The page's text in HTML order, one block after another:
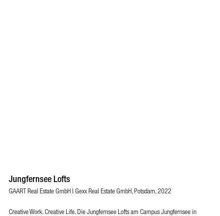
Jungfernsee Lofts
GAART Real Estate GmbH I Gexx Real Estate GmbH, Potsdam, 2022
Creative Work. Creative Life. Die Jungfernsee Lofts am Campus Jungfernsee in